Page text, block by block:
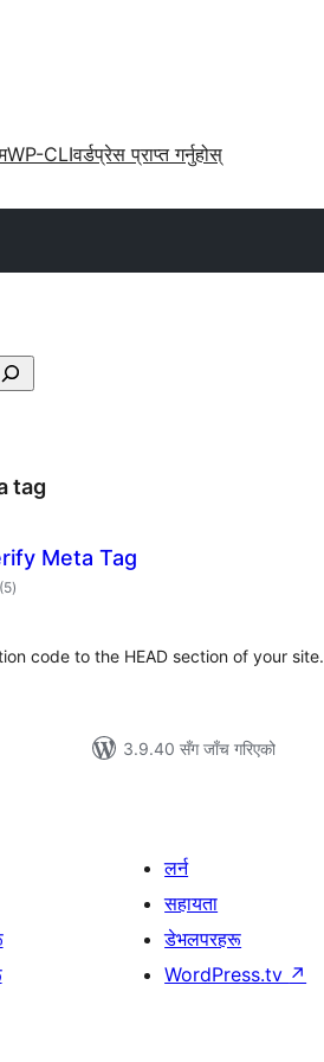
WP-CLIवर्डप्रेस प्राप्त गर्नुहोस्
tag
Meta Tag
(5कुल
रेटिङ्गहरू
)
code to the HEAD section of your site.
3.9.40 सँग जाँच गरिएको
लर्न
सहायता
डेभलपरहरू
WordPress.tv ↗